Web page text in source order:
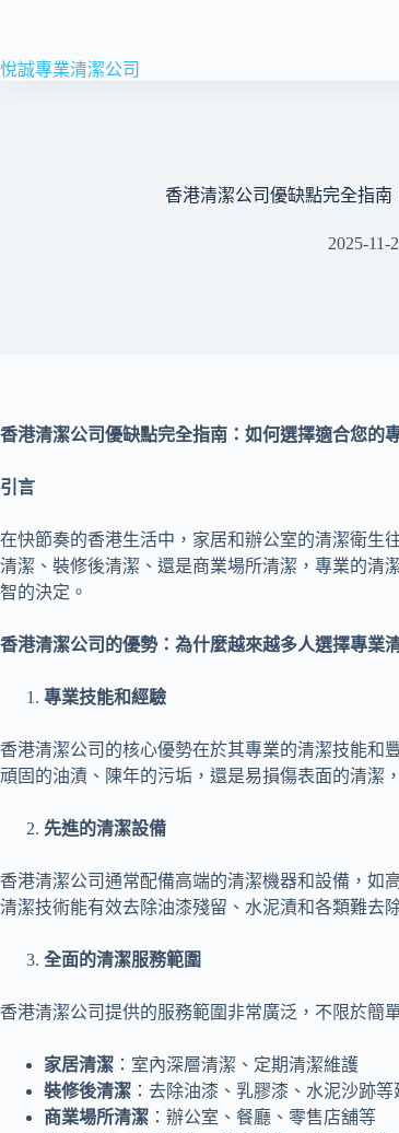
悅誠專業清潔公司
香港清潔公司優缺點完全指
2025-11-
香港清潔公司優缺點完全指南：如何選擇適合您的
引言
在快節奏的香港生活中，家居和辦公室的清潔衛生
清潔、裝修後清潔、還是商業場所清潔，專業的清
智的決定。
香港清潔公司的優勢：為什麼越來越多人選擇專業
專業技能和經驗
香港清潔公司的核心優勢在於其專業的清潔技能和
頑固的油漬、陳年的污垢，還是易損傷表面的清潔
先進的清潔設備
香港清潔公司通常配備高端的清潔機器和設備，如
清潔技術能有效去除油漆殘留、水泥漬和各類難去
全面的清潔服務範圍
香港清潔公司提供的服務範圍非常廣泛，不限於簡
家居清潔 ：室內深層清潔、定期清潔維護
裝修後清潔 ：去除油漆、乳膠漆、水泥沙跡
商業場所清潔 ：辦公室、餐廳、零售店舖等